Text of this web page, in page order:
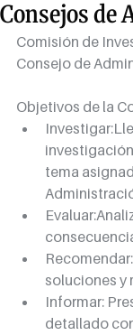
Consejos
Comisión de
Consejo de
Objetivos de la
tema
soluciones y
Informar:
detallado